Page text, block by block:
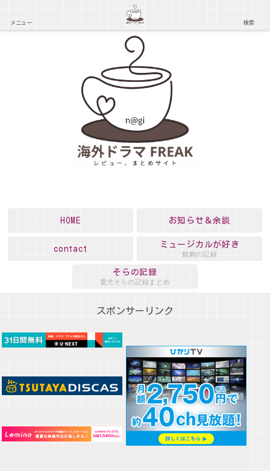
HOME お知らせ＆余談
contact
ミュージカルが好き
観劇の記録
そらの記録
愛犬そらの記録まとめ
スポンサーリンク
メニュー 検索